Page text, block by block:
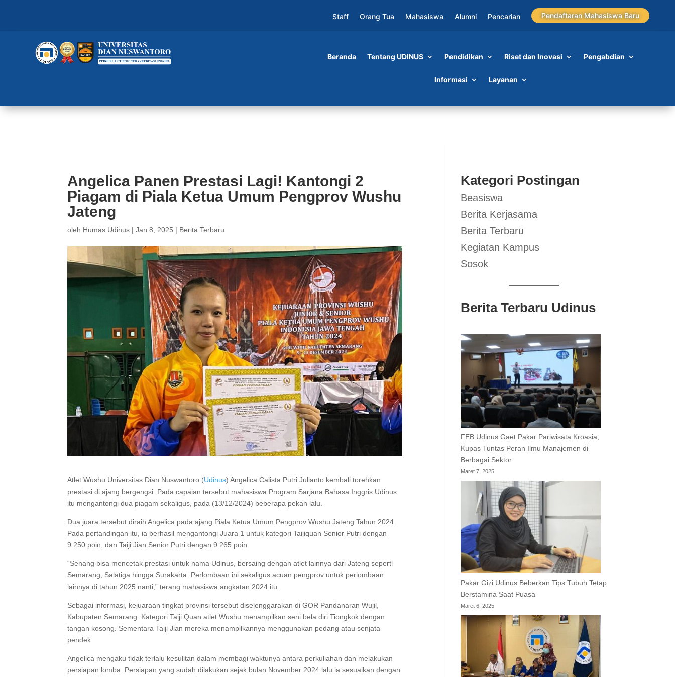
Staff Orang Tua Mahasiswa Alumni Pencarian Pendaftaran Mahasiswa Baru
Beranda Tentang UDINUS Pendidikan Riset dan Inovasi Pengabdian
Informasi Layanan
Angelica Panen Prestasi Lagi! Kantongi 2
Piagam di Piala Ketua Umum Pengprov Wushu
Jateng
oleh Humas Udinus |Jan 8, 2025 | Berita Terbaru
Atlet Wushu Universitas Dian Nuswantoro (Udinus) Angelica Calista Putri Julianto kembali torehkan
prestasi di ajang bergengsi. Pada capaian tersebut mahasiswa Program Sarjana Bahasa Inggris Udinus
itu mengantongi dua piagam sekaligus, pada (13/12/2024) beberapa pekan lalu.
Dua juara tersebut diraih Angelica pada ajang Piala Ketua Umum Pengprov Wushu Jateng Tahun 2024.
Pada pertandingan itu, ia berhasil mengantongi Juara 1 untuk kategori Taijiquan Senior Putri dengan
9.250 poin, dan Taiji Jian Senior Putri dengan 9.265 poin.
“Senang bisa mencetak prestasi untuk nama Udinus, bersaing dengan atlet lainnya dari Jateng seperti
Semarang, Salatiga hingga Surakarta. Perlombaan ini sekaligus acuan pengprov untuk perlombaan
lainnya di tahun 2025 nanti,” terang mahasiswa angkatan 2024 itu.
Sebagai informasi, kejuaraan tingkat provinsi tersebut diselenggarakan di GOR Pandanaran Wujil,
Kabupaten Semarang. Kategori Taiji Quan atlet Wushu menampilkan seni bela diri Tiongkok dengan
tangan kosong. Sementara Taiji Jian mereka menampilkannya menggunakan pedang atau senjata
pendek.
Angelica mengaku tidak terlalu kesulitan dalam membagi waktunya antara perkuliahan dan melakukan
persiapan lomba. Persiapan yang sudah dilakukan sejak bulan November 2024 lalu ia sesuaikan dengan
Kategori Postingan
Beasiswa
Berita Kerjasama
Berita Terbaru
Kegiatan Kampus
Sosok
Berita Terbaru Udinus
FEB Udinus Gaet Pakar Pariwisata Kroasia,
Kupas Tuntas Peran Ilmu Manajemen di
Berbagai Sektor
Maret 7, 2025
Pakar Gizi Udinus Beberkan Tips Tubuh Tetap
Berstamina Saat Puasa
Maret 6, 2025